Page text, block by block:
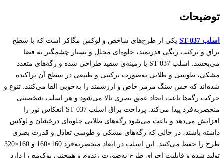
توضیحات
اسلب ST-037
یکی از طرح‌های شاخص و لوکس مگاکر است که با سطح
براق و ترکیب رنگی قدرتمند، جلوه‌ای مجلل و بسیار چشمگیر به فضا
می‌بخشد. اسلب ST-037 با زمینه‌ی سفید طراحی شده و رگه‌های متعدد
مشکی، طوسی و طلایی به‌صورت ترکیبی و طبیعی در سطح آن پراکنده
شده‌اند که حس سنگ مرمر خاص و ارزشمند را به‌خوبی القا می‌کنند. تنوع و
حرکت رگه‌ها باعث ایجاد عمق بصری بالا می‌شود و هر اسلب شخصیتی
منحصربه‌فرد پیدا می‌کند. پرداخت براق اسلب ST-037 انعکاس نور را
افزایش می‌دهد و باعث می‌شود رگه‌های طلایی جلوه‌ای درخشان و لوکس
داشته باشند، در حالی که رگه‌های مشکی و طوسی تعادل و قدرت بصری
طرح را حفظ می‌کنند. این اسلب در ابعاد منحصر‌به‌فرد 160×160 و 160×320
تولید شده و قابلیت اجرای طرح به‌صورت رندوم و همچنین بوک‌مچ را دارد